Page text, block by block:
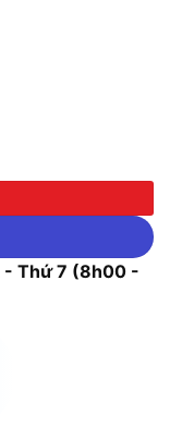
- Thứ 7 (8h00 -